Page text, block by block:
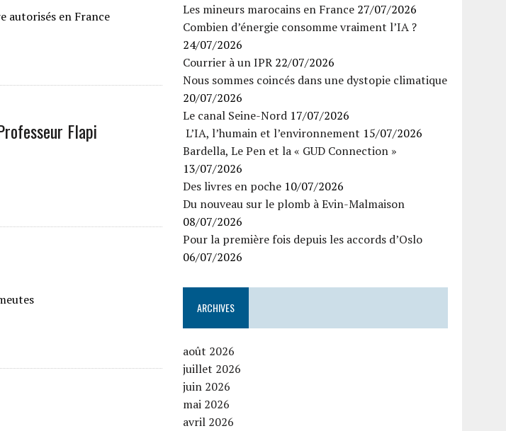
autorisés en France
Flapi
Les mineurs marocains en France 27/07/2026
Combien d’énergie consomme vraiment l’IA ?
24/07/2026
Courrier à un IPR 22/07/2026
Nous sommes coincés dans une dystopie climatique
20/07/2026
Le canal Seine-Nord 17/07/2026
L’IA, l’humain et l’environnement 15/07/2026
Bardella, Le Pen et la « GUD Connection »
13/07/2026
Des livres en poche 10/07/2026
Du nouveau sur le plomb à Evin-Malmaison
08/07/2026
Pour la première fois depuis les accords d’Oslo
06/07/2026
ARCHIVES
août 2026
juillet 2026
juin 2026
mai 2026
avril 2026